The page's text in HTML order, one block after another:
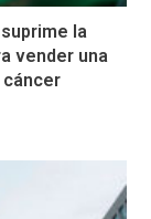
la
vender una
cáncer